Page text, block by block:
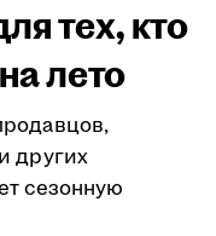
тех, кто
лето
других
сезонную